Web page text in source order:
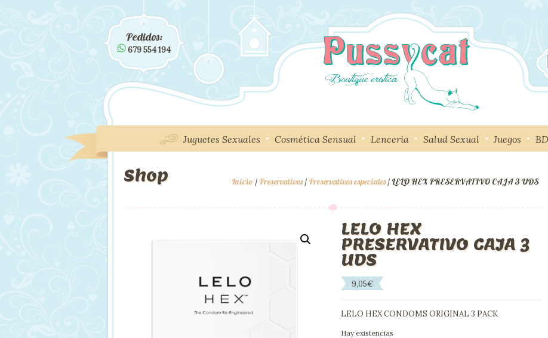
Pedidos:
679 554 194
Juguetes Sexuales Cosmética Sensual Lenceria Salud Sexual Juegos
Inicio / Preservativos / Preservativos especiales/ LELO HEX PRESERVATIVO CAJA 3 UDS
Shop
LELO HEX
PRESERVATIVO CAJA 3
UDS
9,05€
LELO HEX CONDOMS ORIGINAL 3 PACK
Hay existencias